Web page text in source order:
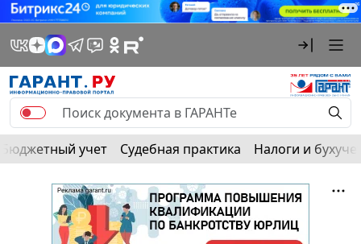
Бюджетный учет Судебная практика Налоги и